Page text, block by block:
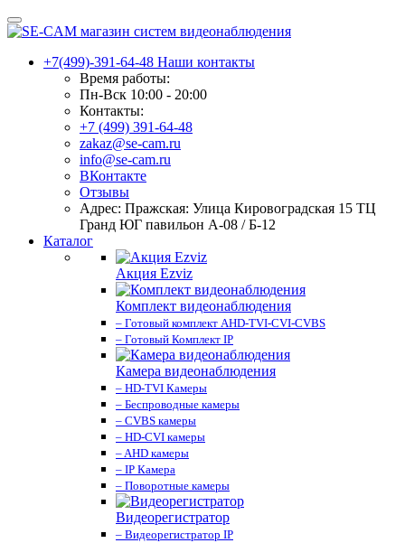
+7(499)-391-64-48 Наши контакты
Время работы:
Пн-Вск 10:00 - 20:00
Контакты:
+7 (499) 391-64-48
zakaz@se-cam.ru
info@se-cam.ru
ВКонтакте
Отзывы
Адрес: Пражская: Улица Кировоградская 15 ТЦ
Гранд ЮГ павильон А-08 / Б-12
Каталог
Акция Ezviz
Комплект видеонаблюдения
– Готовый комплект AHD-TVI-CVI-CVBS
– Готовый Комплект IP
Камера видеонаблюдения
– HD-TVI Камеры
– Беспроводные камеры
– CVBS камеры
– HD-CVI камеры
– AHD камеры
– IP Камера
– Поворотные камеры
Видеорегистратор
– Видеорегистратор IP